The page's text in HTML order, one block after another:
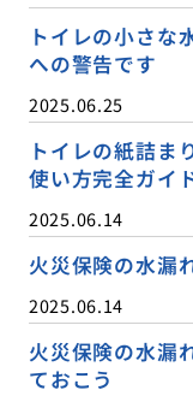
トイレの小さな
への警告です
2025.06.25
トイレの紙詰ま
使い方完全ガイ
2025.06.14
火災保険の水漏
2025.06.14
火災保険の水漏
ておこう